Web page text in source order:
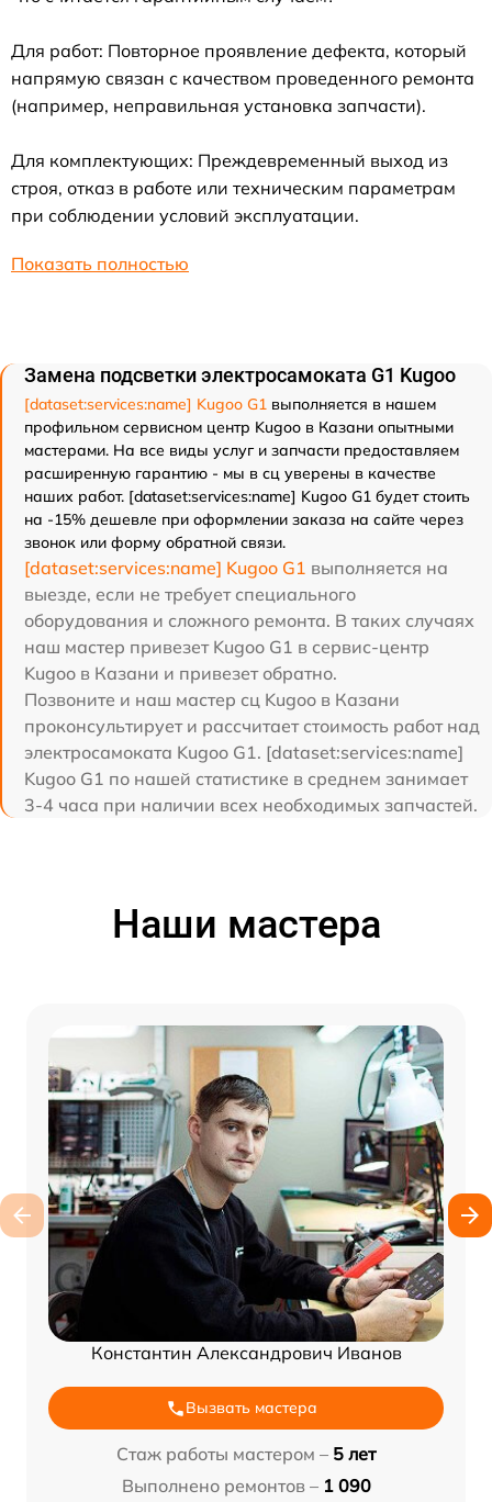
Для работ: Повторное проявление дефекта, который
напрямую связан с качеством проведенного ремонта
(например, неправильная установка запчасти).
Для комплектующих: Преждевременный выход из
строя, отказ в работе или техническим параметрам
при соблюдении условий эксплуатации.
Показать полностью
Замена подсветки электросамоката G1 Kugoo
[dataset:services:name] Kugoo G1 выполняется в нашем
профильном сервисном центр Kugoo в Казани опытными
мастерами. На все виды услуг и запчасти предоставляем
расширенную гарантию - мы в сц уверены в качестве
наших работ. [dataset:services:name] Kugoo G1 будет стоить
на -15% дешевле при оформлении заказа на сайте через
звонок или форму обратной связи.
[dataset:services:name] Kugoo G1 выполняется на
выезде, если не требует специального
оборудования и сложного ремонта. В таких случаях
наш мастер привезет Kugoo G1 в сервис-центр
Kugoo в Казани и привезет обратно.
Позвоните и наш мастер сц Kugoo в Казани
проконсультирует и рассчитает стоимость работ над
электросамоката Kugoo G1. [dataset:services:name]
Kugoo G1 по нашей статистике в среднем занимает
3-4 часа при наличии всех необходимых запчастей.
Наши мастера
Константин Александрович Иванов
Вызвать мастера
Стаж работы мастером – 5 лет
Выполнено ремонтов – 1 090